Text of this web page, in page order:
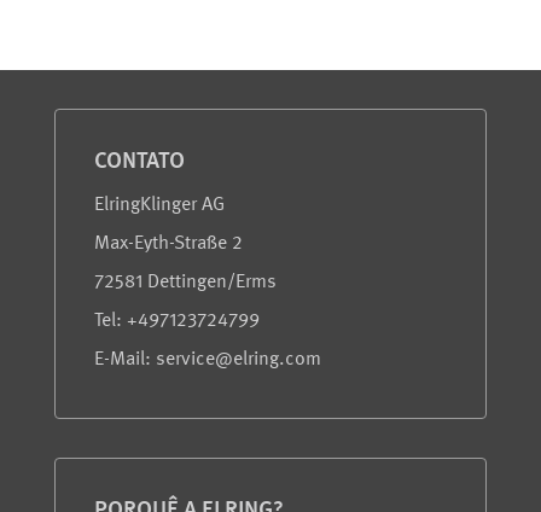
CONTATO
ElringKlinger AG
Max-Eyth-Straße 2
72581 Dettingen/Erms
Tel: +497123724799
E-Mail: service@elring.com